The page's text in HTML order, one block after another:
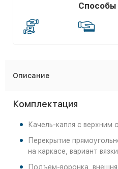
Способы
Описание
Комплектация
Качель-капля с верхним
Перекрытие
на каркасе, вариант
Подъем-воронка,